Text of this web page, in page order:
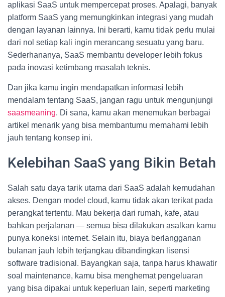
aplikasi SaaS untuk mempercepat proses. Apalagi, banyak
platform SaaS yang memungkinkan integrasi yang mudah
dengan layanan lainnya. Ini berarti, kamu tidak perlu mulai
dari nol setiap kali ingin merancang sesuatu yang baru.
Sederhananya, SaaS membantu developer lebih fokus
pada inovasi ketimbang masalah teknis.
Dan jika kamu ingin mendapatkan informasi lebih
mendalam tentang SaaS, jangan ragu untuk mengunjungi
saasmeaning. Di sana, kamu akan menemukan berbagai
artikel menarik yang bisa membantumu memahami lebih
jauh tentang konsep ini.
Kelebihan SaaS yang Bikin Betah
Salah satu daya tarik utama dari SaaS adalah kemudahan
akses. Dengan model cloud, kamu tidak akan terikat pada
perangkat tertentu. Mau bekerja dari rumah, kafe, atau
bahkan perjalanan — semua bisa dilakukan asalkan kamu
punya koneksi internet. Selain itu, biaya berlangganan
bulanan jauh lebih terjangkau dibandingkan lisensi
software tradisional. Bayangkan saja, tanpa harus khawatir
soal maintenance, kamu bisa menghemat pengeluaran
yang bisa dipakai untuk keperluan lain, seperti marketing